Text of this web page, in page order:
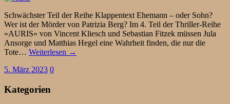
Schwächster Teil der Reihe Klappentext Ehemann – oder Sohn?
Wer ist der Mörder von Patrizia Berg? Im 4. Teil der Thriller-Reihe
»AURIS« von Vincent Kliesch und Sebastian Fitzek müssen Jula
Ansorge und Matthias Hegel eine Wahrheit finden, die nur die
Tote… Weiterlesen →
5. März 2023 0
Kategorien